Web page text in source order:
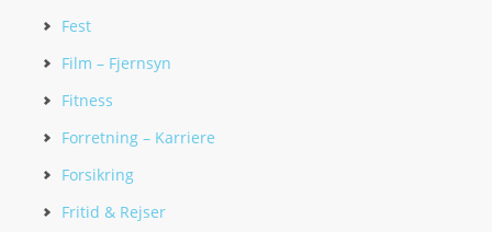
Fest
Film – Fjernsyn
Fitness
Forretning – Karriere
Forsikring
Fritid & Rejser